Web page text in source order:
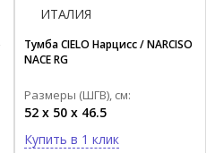
ИТАЛИЯ
Тумба CIELO Нарцисс / NARCISO
NACE RG
Размеры (ШГВ), см:
52 x 50 x 46.5
Купить в 1 клик